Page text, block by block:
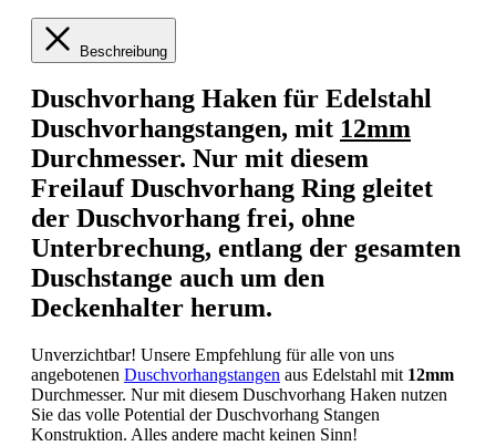
Beschreibung
Duschvorhang Haken für Edelstahl
Duschvorhangstangen, mit 12mm
Durchmesser. Nur mit diesem
Freilauf Duschvorhang Ring gleitet
der Duschvorhang frei, ohne
Unterbrechung, entlang der gesamten
Duschstange auch um den
Deckenhalter herum.
Unverzichtbar! Unsere Empfehlung für alle von uns
angebotenen Duschvorhangstangen aus Edelstahl mit 12mm
Durchmesser. Nur mit diesem Duschvorhang Haken nutzen
Sie das volle Potential der Duschvorhang Stangen
Konstruktion. Alles andere macht keinen Sinn!